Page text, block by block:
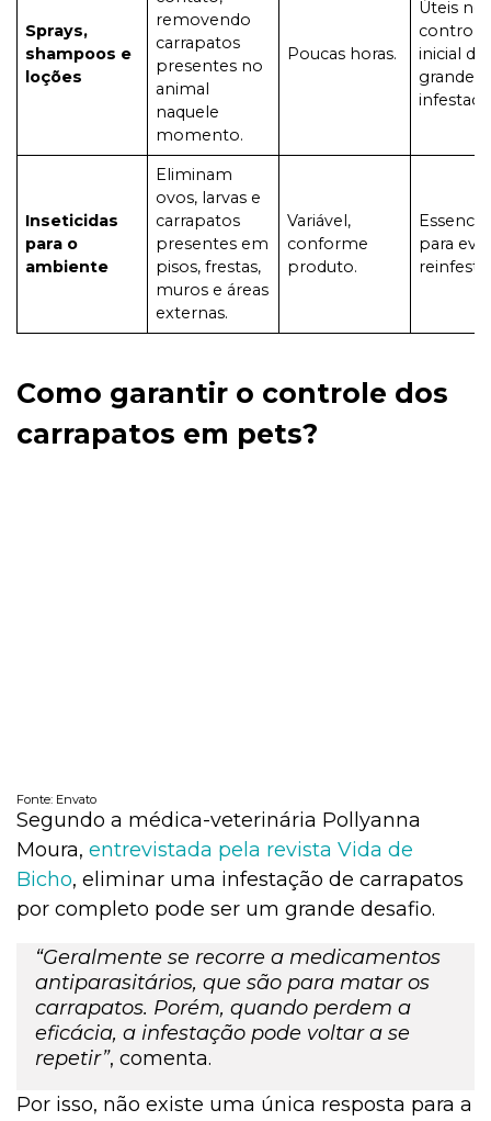
Sprays,
shampoos e
loções
removendo
carrapatos
presentes no
animal
naquele
momento.
Poucas horas.
Úteis no
controle
inicial de
grandes
Inseticidas
para o
ambiente
Eliminam
ovos, larvas e
carrapatos
presentes em
pisos, frestas,
muros e áreas
externas.
Variável,
conforme
produto.
para
Como garantir o controle dos
carrapatos em pets?
Fonte: Envato
Segundo a médica-veterinária Pollyanna
Moura, entrevistada pela revista Vida de
Bicho, eliminar uma infestação de carrapatos
por completo pode ser um grande desafio.
“Geralmente se recorre a medicamentos
antiparasitários, que são para matar os
carrapatos. Porém, quando perdem a
eficácia, a infestação pode voltar a se
repetir”, comenta.
Por isso, não existe uma única resposta para a